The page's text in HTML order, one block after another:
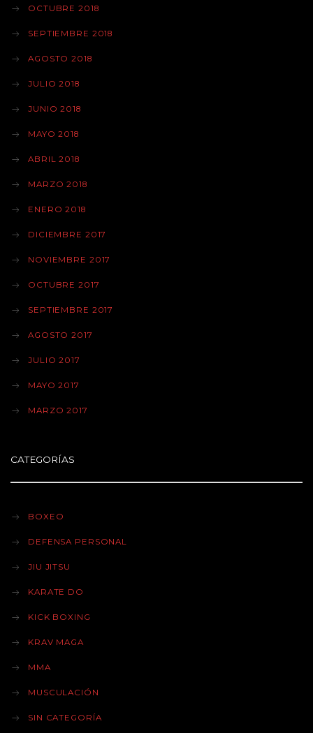
OCTUBRE 2018
SEPTIEMBRE 2018
AGOSTO 2018
JULIO 2018
JUNIO 2018
MAYO 2018
ABRIL 2018
MARZO 2018
ENERO 2018
DICIEMBRE 2017
NOVIEMBRE 2017
OCTUBRE 2017
SEPTIEMBRE 2017
AGOSTO 2017
JULIO 2017
MAYO 2017
MARZO 2017
CATEGORÍAS
BOXEO
DEFENSA PERSONAL
JIU JITSU
KARATE DO
KICK BOXING
KRAV MAGA
MMA
MUSCULACIÓN
SIN CATEGORÍA